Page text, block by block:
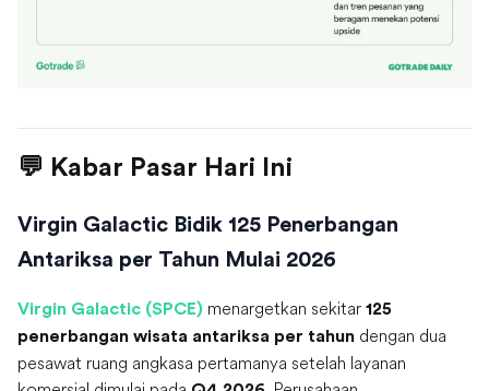
💬 Kabar Pasar Hari Ini
Virgin Galactic Bidik 125 Penerbangan
Antariksa per Tahun Mulai 2026
Virgin Galactic (SPCE) menargetkan sekitar 125
penerbangan wisata antariksa per tahun dengan dua
pesawat ruang angkasa pertamanya setelah layanan